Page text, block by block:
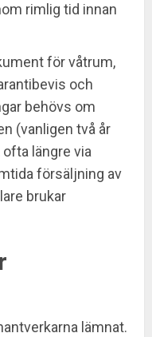
rimlig tid innan
för våtrum,
och
behövs om
(vanligen två år
längre via
försäljning av
brukar
lämnat.